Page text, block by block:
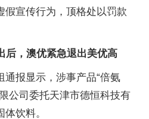
假宣传行为，顶格处以罚款
后，澳优紧急退出美优高
通报显示，涉事产品“倍氨
公司委托天津市德恒科技有
饮料。